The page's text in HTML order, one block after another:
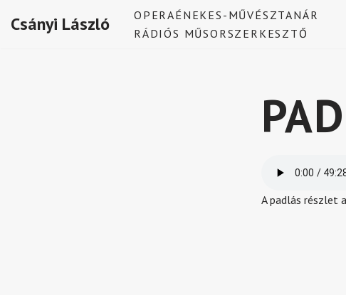
Csányi László OPERAÉNEKES-MŰVÉSZTANÁR
RÁDIÓS MŰSORSZERKESZTŐ
A padlás részlet